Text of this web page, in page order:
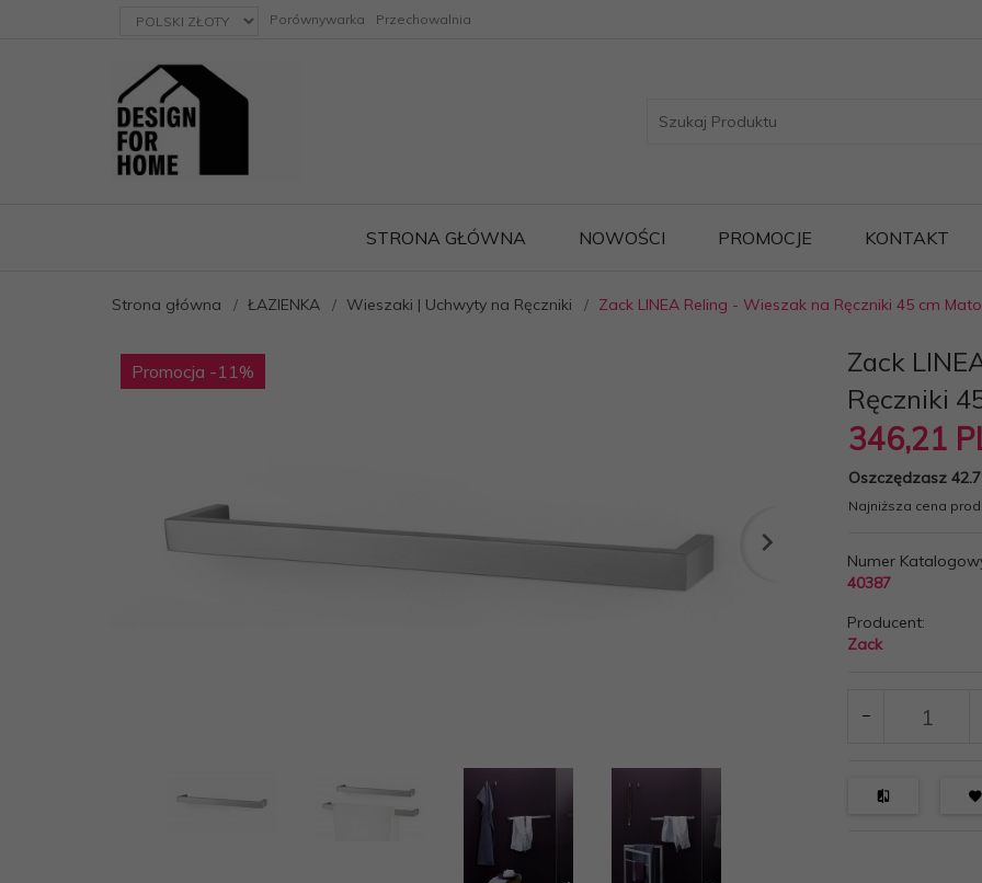
currency_h Porównywarka Przechowalnia
STRONA GŁÓWNA NOWOŚCI PROMOCJE KONTAKT
Strona główna ŁAZIENKA Wieszaki | Uchwyty na Ręczniki Zack LINEA Reling - Wieszak na Ręczniki 45 cm
Promocja -11%
Zack
Ręczniki
346,21
Oszczędzasz
Najniższa cena
Numer
40387
Producent:
Zack